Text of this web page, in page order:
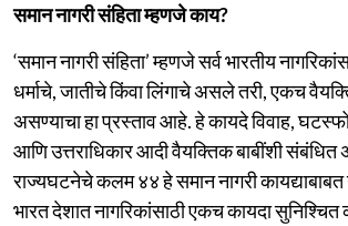
समान नागरी संहिता म्हणजे काय?
‘समान नागरी संहिता’ म्हणजे सर्व भारतीय
धर्माचे, जातीचे किंवा लिंगाचे असले तरी, एकच
असण्याचा हा प्रस्ताव आहे. हे कायदे विवाह,
आणि उत्तराधिकार आदी वैयक्तिक बाबींशी
राज्यघटनेचे कलम ४४ हे समान नागरी
भारत देशात नागरिकांसाठी एकच कायदा सुनिश्चित